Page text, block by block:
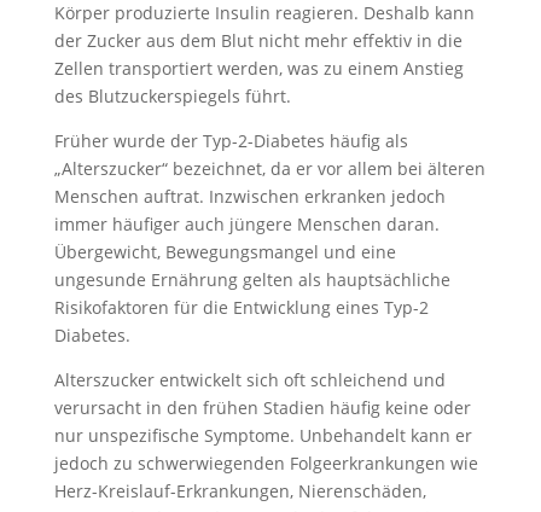
Körper produzierte Insulin reagieren. Deshalb kann
der Zucker aus dem Blut nicht mehr effektiv in die
Zellen transportiert werden, was zu einem Anstieg
des Blutzuckerspiegels führt.
Früher wurde der Typ-2-Diabetes häufig als
„Alterszucker“ bezeichnet, da er vor allem bei älteren
Menschen auftrat. Inzwischen erkranken jedoch
immer häufiger auch jüngere Menschen daran.
Übergewicht, Bewegungsmangel und eine
ungesunde Ernährung gelten als hauptsächliche
Risikofaktoren für die Entwicklung eines Typ-2
Diabetes.
Alterszucker entwickelt sich oft schleichend und
verursacht in den frühen Stadien häufig keine oder
nur unspezifische Symptome. Unbehandelt kann er
jedoch zu schwerwiegenden Folgeerkrankungen wie
Herz-Kreislauf-Erkrankungen, Nierenschäden,